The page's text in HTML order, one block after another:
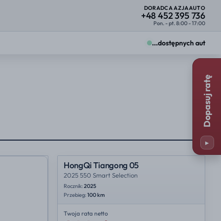
DORADCA AZJAAUTO
+48 452 395 736
Pon. - pt. 8:00 - 17:00
...dostępnych aut
Dopasuj ratę
▸
HongQi Tiangong 05
2025 550 Smart Selection
Rocznik: 2025
Przebieg: 100 km
Twoja rata netto